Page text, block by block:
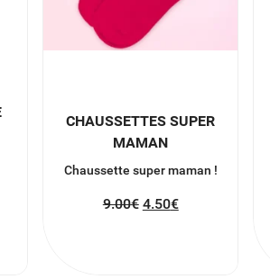
CHAUSSETTES SUPER
MAMAN
Chaussette super maman !
9.00€ 4.50€